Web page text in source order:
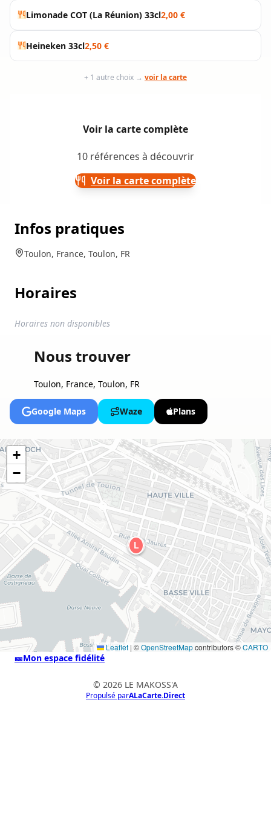
Limonade COT (La Réunion) 33cl2,00 €
Heineken 33cl2,50 €
+ 1 autre choix → voir la carte
Voir la carte complète
10 références à découvrir
Voir la carte complète
Infos pratiques
Toulon, France, Toulon, FR
Horaires
Horaires non disponibles
Nous trouver
Toulon, France, Toulon, FR
Google Maps Waze Plans
L
+
−
Leaflet | ©OpenStreetMapcontributors ©CARTO
🎫Mon espace fidélité
© 2026 LE MAKOSS'A
Propulsé parALaCarte.Direct